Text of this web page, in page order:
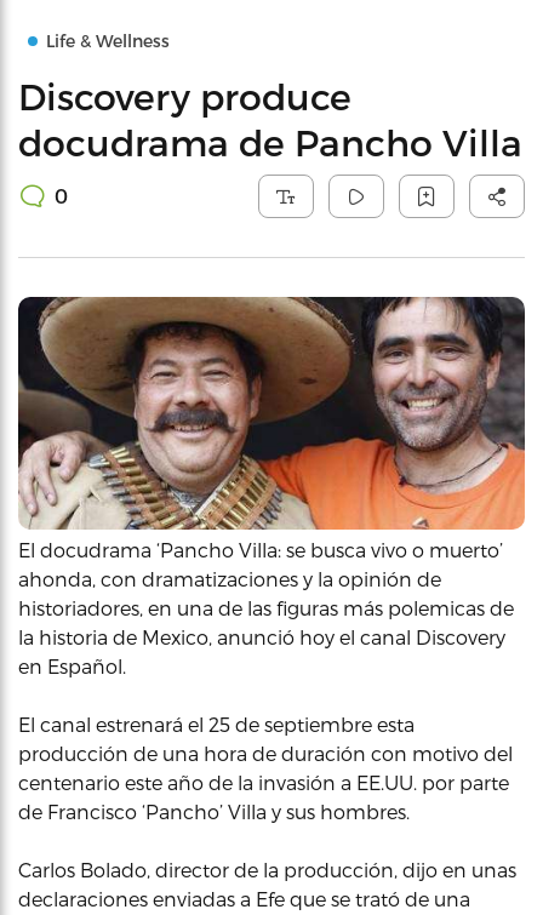
Life & Wellness
Discovery produce
docudrama de Pancho Villa
0
El docudrama ‘Pancho Villa: se busca vivo o muerto’
ahonda, con dramatizaciones y la opinión de
historiadores, en una de las figuras más polemicas de
la historia de Mexico, anunció hoy el canal Discovery
en Español.
El canal estrenará el 25 de septiembre esta
producción de una hora de duración con motivo del
centenario este año de la invasión a EE.UU. por parte
de Francisco ‘Pancho’ Villa y sus hombres.
Carlos Bolado, director de la producción, dijo en unas
declaraciones enviadas a Efe que se trató de una